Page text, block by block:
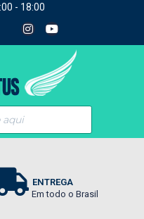
- 18:00
ENTREGA
Em todo o Brasil